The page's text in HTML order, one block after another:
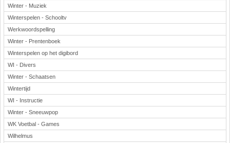
Winter - Muziek
Winterspelen - Schooltv
Werkwoordspelling
Winter - Prentenboek
Winterspelen op het digibord
WI - Divers
Winter - Schaatsen
Wintertijd
WI - Instructie
Winter - Sneeuwpop
WK Voetbal - Games
Wilhelmus